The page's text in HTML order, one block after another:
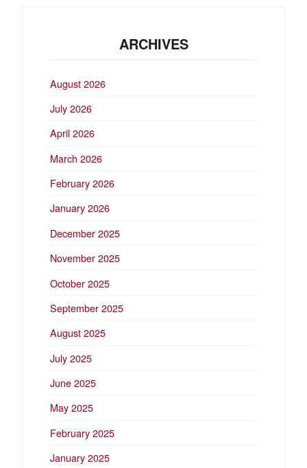
ARCHIVES
August 2026
July 2026
April 2026
March 2026
February 2026
January 2026
December 2025
November 2025
October 2025
September 2025
August 2025
July 2025
June 2025
May 2025
February 2025
January 2025